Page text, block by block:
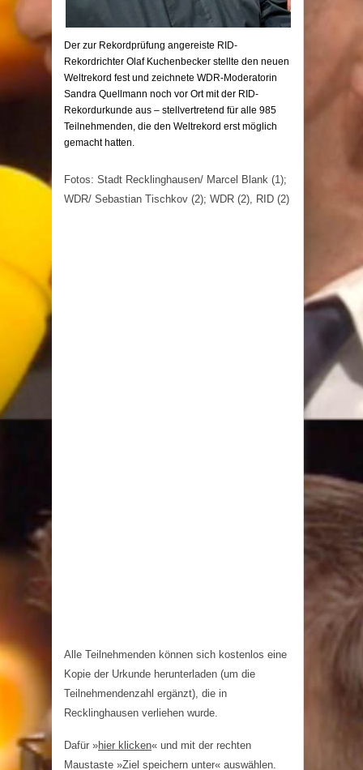
Der zur Rekordprüfung angereiste RID-
Rekordrichter Olaf Kuchenbecker stellte den neuen
Weltrekord fest und zeichnete WDR-Moderatorin
Sandra Quellmann noch vor Ort mit der RID-
Rekordurkunde aus – stellvertretend für alle 985
Teilnehmenden, die den Weltrekord erst möglich
gemacht hatten.
Fotos: Stadt Recklinghausen/ Marcel Blank (1);
WDR/ Sebastian Tischkov (2); WDR (2), RID (2)
Alle Teilnehmenden können sich kostenlos eine
Kopie der Urkunde herunterladen (um die
Teilnehmendenzahl ergänzt), die in
Recklinghausen verliehen wurde.
Dafür »hier klicken« und mit der rechten
Maustaste »Ziel speichern unter« auswählen.